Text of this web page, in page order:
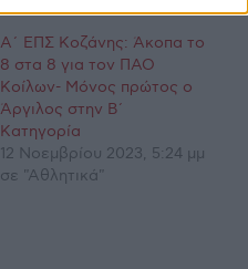
Α΄ ΕΠΣ Κοζάνης: Άκοπα το
8 στα 8 για τον ΠΑΟ
Κοίλων- Μόνος πρώτος ο
Άργιλος στην Β΄
Κατηγορία
12 Νοεμβρίου 2023, 5:24 μμ
σε "Αθλητικά"